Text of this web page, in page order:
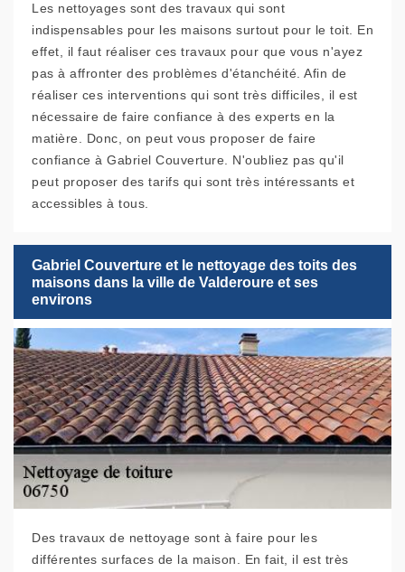
Les nettoyages sont des travaux qui sont
indispensables pour les maisons surtout pour le toit. En
effet, il faut réaliser ces travaux pour que vous n'ayez
pas à affronter des problèmes d'étanchéité. Afin de
réaliser ces interventions qui sont très difficiles, il est
nécessaire de faire confiance à des experts en la
matière. Donc, on peut vous proposer de faire
confiance à Gabriel Couverture. N'oubliez pas qu'il
peut proposer des tarifs qui sont très intéressants et
accessibles à tous.
Gabriel Couverture et le nettoyage des toits des
maisons dans la ville de Valderoure et ses
environs
Des travaux de nettoyage sont à faire pour les
différentes surfaces de la maison. En fait, il est très